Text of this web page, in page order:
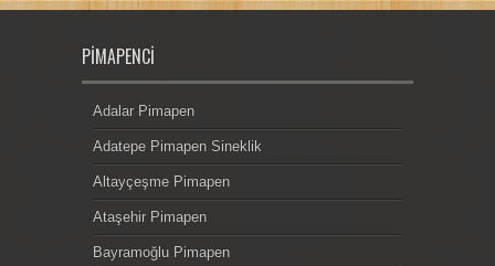
PIMAPENCI
Adalar Pimapen
Adatepe Pimapen Sineklik
Altayçeşme Pimapen
Ataşehir Pimapen
Bayramoğlu Pimapen